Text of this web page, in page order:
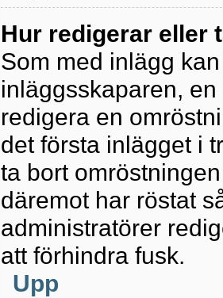
Hur redigerar eller
Som med inlägg
inläggsskaparen,
redigera en
det första inlägget i
ta bort
däremot har röstat
administratörer
att förhindra fusk.
Upp